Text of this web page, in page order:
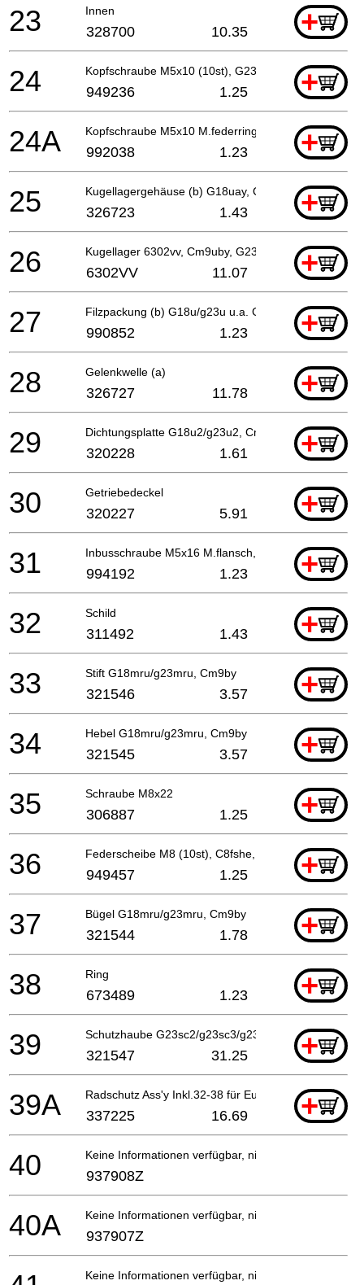
Innen +
23 328700 10.35
Kopfschraube M5x10 (10st), G23ss For Irl+
24 949236 1.25
Kopfschraube M5x10 M.federring +
24A 992038 1.23
Kugellagergehäuse (b) G18uay, Cm9uby +
25 326723 1.43
Kugellager 6302vv, Cm9uby, G23ss +
26 6302VV 11.07
Filzpackung (b) G18u/g23u u.a. G18u2/g23u2,
+
27 990852 1.23
Gelenkwelle (a) +
28 326727 11.78
Dichtungsplatte G18u2/g23u2, Cm9uby, G23ss
+
29 320228 1.61
Getriebedeckel +
30 320227 5.91
Inbusschraube M5x16 M.flansch, Cm9uby, G23ss
+
31 994192 1.23
Schild +
32 311492 1.43
Stift G18mru/g23mru, Cm9by +
33 321546 3.57
Hebel G18mru/g23mru, Cm9by +
34 321545 3.57
Schraube M8x22 +
35 306887 1.25
Federscheibe M8 (10st), C8fshe, Cm9by, C8fse
+
36 949457 1.25
Bügel G18mru/g23mru, Cm9by +
37 321544 1.78
Ring +
38 673489 1.23
Schutzhaube G23sc2/g23sc3/g23ua2 Includ.32-38
+
39 321547 31.25
Radschutz Ass'y Inkl.32-38 für Europa +
39A 337225 16.69
Keine Informationen verfügbar, nicht bestellbar
40 937908Z
Keine Informationen verfügbar, nicht bestellbar
40A 937907Z
Keine Informationen verfügbar, nicht bestellbar